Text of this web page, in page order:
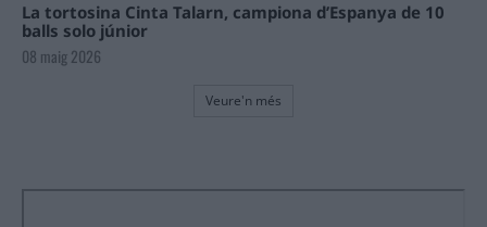
La tortosina Cinta Talarn, campiona d’Espanya de 10
balls solo júnior
08 maig 2026
Veure'n més